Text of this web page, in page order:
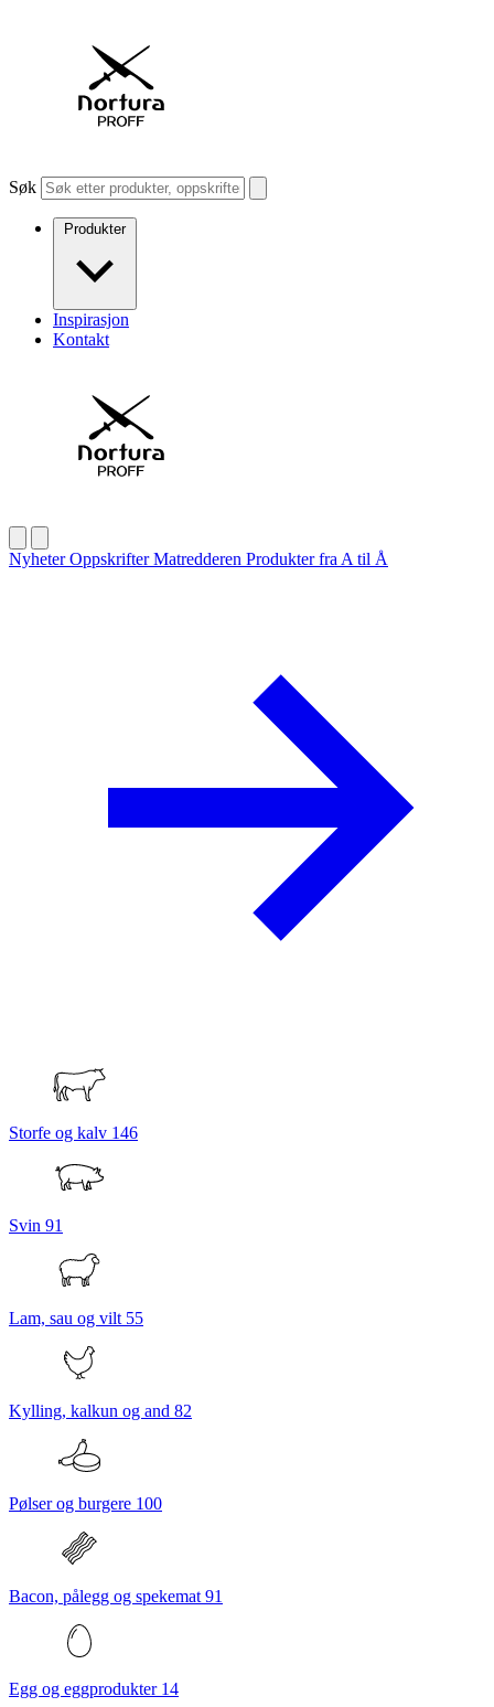
Søk
Produkter
Inspirasjon
Kontakt
NyheterOppskrifterMatredderen Produkter fra A til Å
Storfe og kalv 146
Svin 91
Lam, sau og vilt 55
Kylling, kalkun og and 82
Pølser og burgere 100
Bacon, pålegg og spekemat 91
Egg og eggprodukter 14